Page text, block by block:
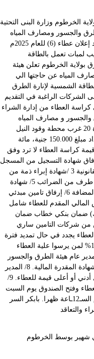
2025/6/25م ولاية الخرطوم وزارة البنى التحتية
والجسور ومصارف المياه
إدارة الشراء والتعاقد إعلان عطاء (6) للعام 2025م
لمبات تعمل بالطاقة
بولاية الخرطوم تعلن هيئة
المياه عن حاجتها الي
الشمسية لإنارة الطرق
الشركات الراغبة في التقديم
العطاء من إدارة الشراء
والجسور و مصارف المياه
بمقرها بالثورة الحارة 20 غرب محطة وقود النيل
شارع الوادي بعد سداد مبلغ 150.000 جنية، مائة
كراسة العطاء لا ترد وفق
الاتية: 1/ إرفاق شهادة التسجيل من المسجل
التجاري 2 /الدمغة القانونية 3 /شهادة إبراء ذمة من
الزكاة 4/ شهادة خلو طرف من الضرائب 5/ شهادة
تسجيل على القيمة المضافة 6/ إرفاق تامين مبدئي
المقدم للعطاء شامل
ضمان بنكي خطاب ضمان
من شركات التامين ساري
يجدد في حال تمديد فترة
العطاء ويكمل الى 10% لمن يرسوا علية العطاء
عام هيئة الطرق والجسور
ومصارف المياه. 7/ شهادة المقدرة المالية. 8/ المدير
العام غير مقيد بقبول أدني أو أعلى قيمة للعطاء. 9/
وفتح الصندوق يوم السبت
الموافق 2025/7/12م السـ12ـاعة ظهرا. بابكر السر
والتعاقد
شهير بوسط الخرطوم